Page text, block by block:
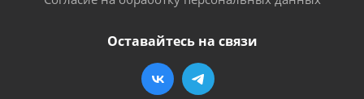
Оставайтесь на связи